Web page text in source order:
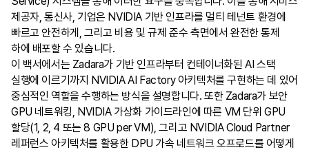
제공자, 통신사, 기업은 NVIDIA 기반 인프라를 멀티 테넌트 환경에
빠르고 안전하게, 그리고 비용 및 규제 준수 측면에서 완전한 통제
하에 배포할 수 있습니다.
이 백서에서는 Zadara가 기반 인프라부터 컨테이너화된 AI 스택
실행에 이르기까지 NVIDIA AI Factory 아키텍처를 구현하는 데 있어
중심적인 역할을 수행하는 방식을 설명합니다. 또한 Zadara가 보안
GPU 네트워킹, NVIDIA 가상화 가이드라인에 따른 VM 단위 GPU
할당(1, 2, 4 또는 8 GPU per VM), 그리고 NVIDIA Cloud Partner
레퍼런스 아키텍처를 활용한 DPU 가속 네트워크 오프로드를 어떻게